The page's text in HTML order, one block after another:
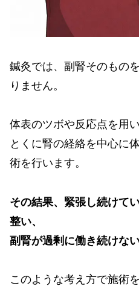
鍼灸では、副腎そのもの
りません。
体表のツボや反応点を用い
とくに腎の経絡を中心に
術を行います。
その結果、緊張し続けて
整い、
副腎が過剰に働き続けな
このような考え方で施術